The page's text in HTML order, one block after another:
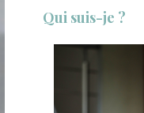
Qui suis-je ?